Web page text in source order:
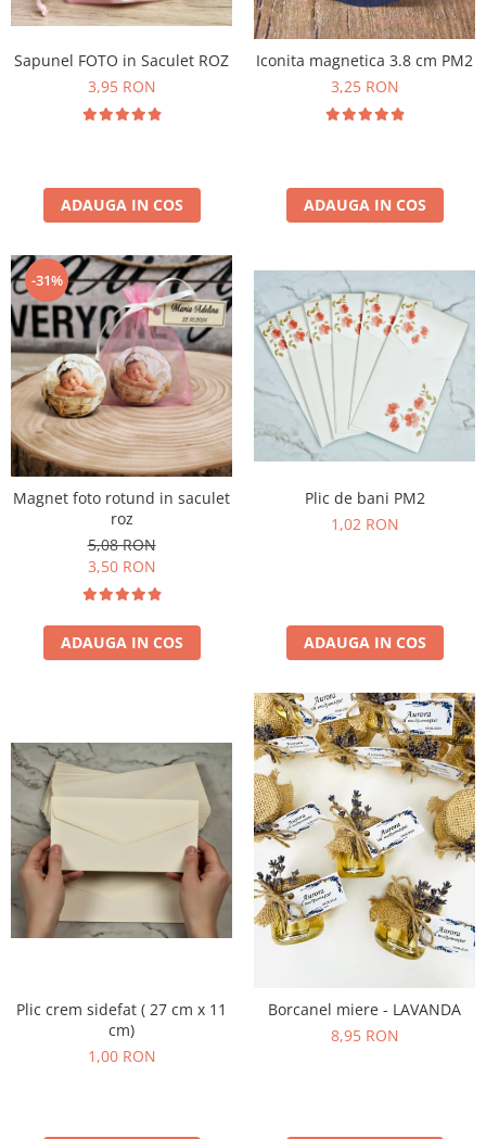
Sapunel FOTO in Saculet ROZ
3,95 RON
ADAUGA IN COS
Iconita magnetica 3.8 cm PM2
3,25 RON
ADAUGA IN COS
-31%
Magnet foto rotund in saculet
roz
5,08 RON
3,50 RON
ADAUGA IN COS
Plic de bani PM2
1,02 RON
ADAUGA IN COS
Plic crem sidefat ( 27 cm x 11
cm)
1,00 RON
Borcanel miere - LAVANDA
8,95 RON